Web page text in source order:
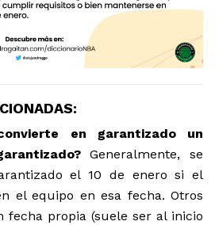
en garantizado un
Generalmente, se
el 10 de enero si el
el equipo en esa fecha. Otros
fecha propia (suele ser al inicio